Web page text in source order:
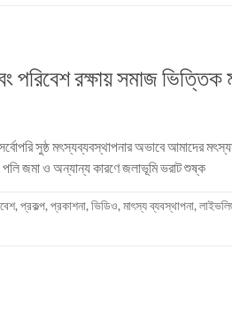
রক্ষায় সমাজ ভিত্তিক
সুষ্ঠ মৎস্যব্যবস্থাপনার অভাবে আমাদের
জমা ও অন্যান্য কারণে জলাভূমি ভরাট শুষ্ক
, প্রকল্প, প্রকাশনা, ভিডিও, মাৎস্য ব্যবস্থাপনা,